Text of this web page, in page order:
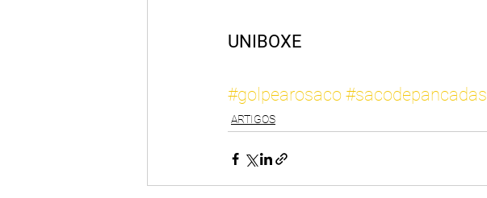
UNIBOXE
#golpearosaco #sacodepancadas
ARTIGOS